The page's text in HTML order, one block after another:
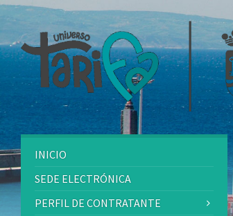
INICIO
SEDE ELECTRÓNICA
PERFIL DE CONTRATANTE